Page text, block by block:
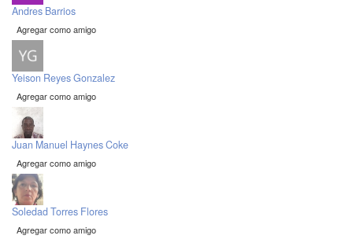
Andres Barrios
Agregar como amigo
Yeison Reyes Gonzalez
Agregar como amigo
Juan Manuel Haynes Coke
Agregar como amigo
Soledad Torres Flores
Agregar como amigo